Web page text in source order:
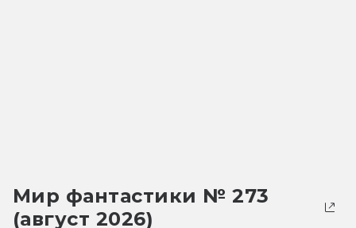
Мир фантастики № 273
(август 2026)